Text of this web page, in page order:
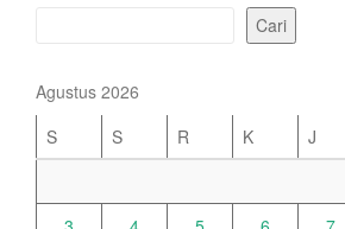
Cari
Agustus 2026
S
S R K J